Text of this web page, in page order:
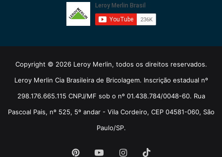
Copyright © 2026 Leroy Merlin, todos os direitos reservados.
Leroy Merlin Cia Brasileira de Bricolagem. Inscrição estadual nº
298.176.665.115 CNPJ/MF sob o nº 01.438.784/0048-60. Rua
Pascoal Pais, nº 525, 5º andar - Vila Cordeiro, CEP 04581-060, São
Paulo/SP.
PinterestYouTubeInstagram